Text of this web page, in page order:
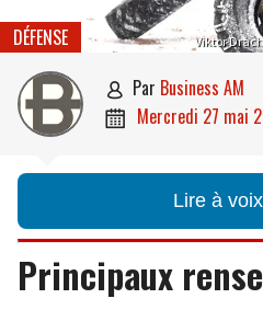
Viktor
DÉFENSE
 par Business AM
 mercredi 27 mai
Lire à
Principaux